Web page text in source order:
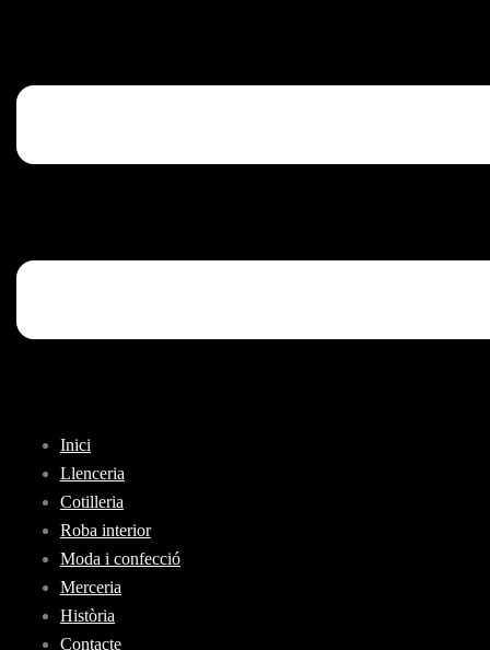
Inici
Llenceria
Cotilleria
Roba interior
Moda i confecció
Merceria
Història
Contacte